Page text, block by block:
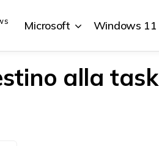
Microsoft Windows 11
alla